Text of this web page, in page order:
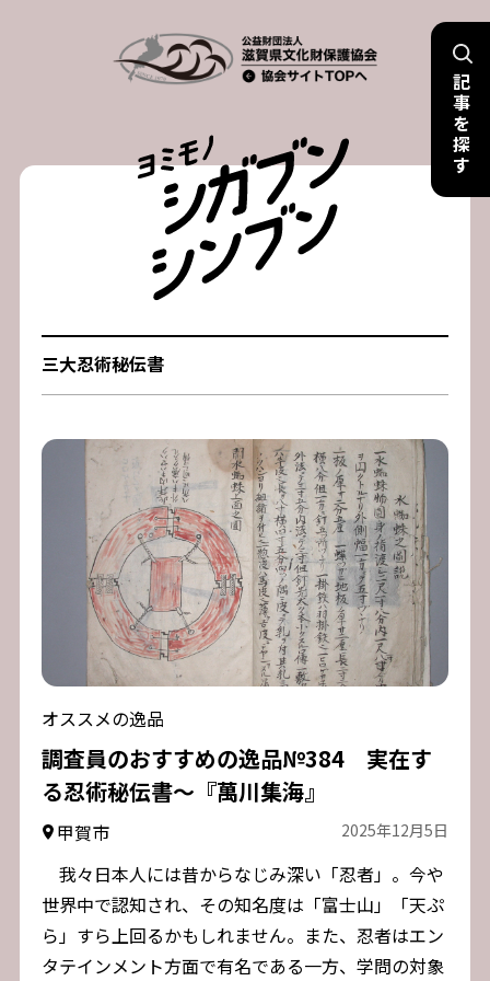
記
事
を
探
す
三大忍術秘伝書
オススメの逸品
調査員のおすすめの逸品№384 実在す
る忍術秘伝書～『萬川集海』
甲賀市 2025年12月5日
我々日本人には昔からなじみ深い「忍者」。今や
世界中で認知され、その知名度は「富士山」「天ぷ
ら」すら上回るかもしれません。また、忍者はエン
タテインメント方面で有名である一方、学問の対象